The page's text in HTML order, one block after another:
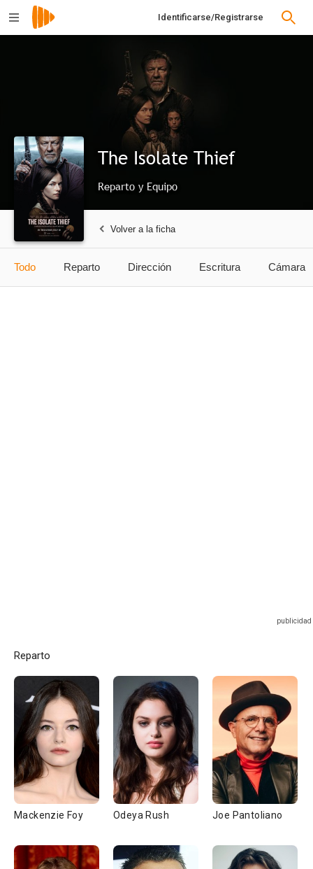
Identificarse/Registrarse
The Isolate Thief
Reparto y Equipo
Volver a la ficha
Todo Reparto Dirección Escritura Cámara
Reparto
Mackenzie Foy Odeya Rush Joe Pantoliano